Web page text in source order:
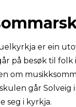
er ein
på besøk til folk
om
går Solveig
seg i kyrkja.